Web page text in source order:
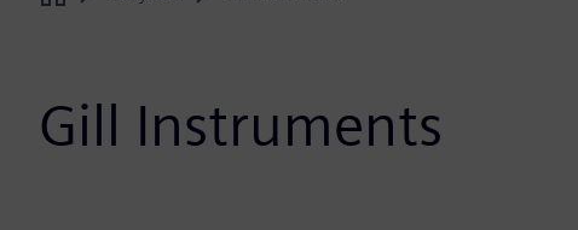
Home
Gill Instruments